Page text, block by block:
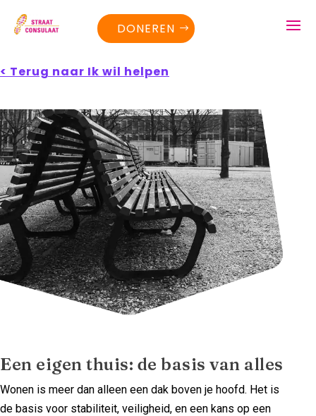
DONEREN
< Terug naar Ik wil helpen
Een eigen thuis: de basis van alles
Wonen is meer dan alleen een dak boven je hoofd. Het is
de basis voor stabiliteit, veiligheid, en een kans op een